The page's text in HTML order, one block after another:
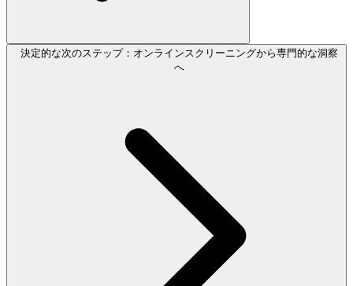
決定的な次のステップ：オンラインスクリーニングから専門的な洞察
へ